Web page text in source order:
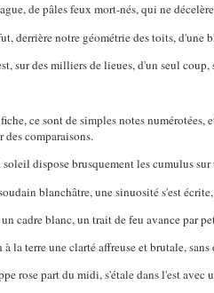
de pâles feux mort-nés, qui ne
derrière notre géométrie des toits, d'une
sur des milliers de lieues, d'un seul
ce sont de simples notes
des comparaisons.
dispose brusquement les cumulus
blanchâtre, une sinuosité s'est
cadre blanc, un trait de feu avance par
à la terre une clarté affreuse et brutale,
rose part du midi, s'étale dans l'est avec